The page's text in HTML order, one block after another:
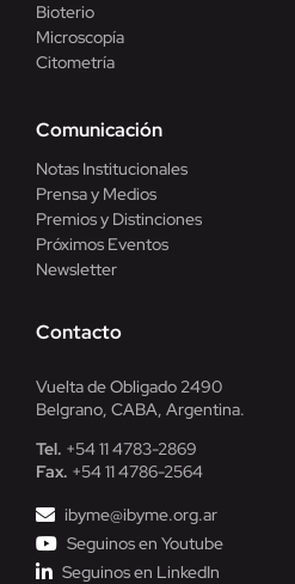
Bioterio
Microscopía
Citometría
Comunicación
Notas Institucionales
Prensa y Medios
Premios y Distinciones
Próximos Eventos
Newsletter
Contacto
Vuelta de Obligado 2490
Belgrano, CABA, Argentina.
Tel. +54 11 4783-2869
Fax. +54 11 4786-2564
ibyme@ibyme.org.ar
Seguinos en Youtube
Seguinos en LinkedIn